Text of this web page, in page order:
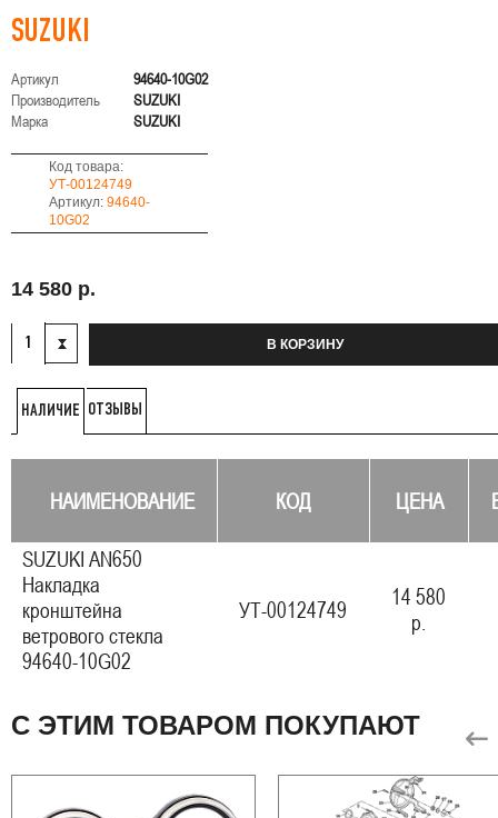
SUZUKI
Артикул
94640-10G02
Производитель
SUZUKI
Марка
SUZUKI
Код товара:
УТ-00124749
Артикул: 94640-
10G02
14 580 р.
В КОРЗИНУ
НАЛИЧИЕ ОТЗЫВЫ
НАИМЕНОВАНИЕ КОД ЦЕНА
SUZUKI AN650
Накладка
кронштейна
ветрового стекла
94640-10G02
УТ-00124749
14 580
р.
С ЭТИМ ТОВАРОМ ПОКУПАЮТ